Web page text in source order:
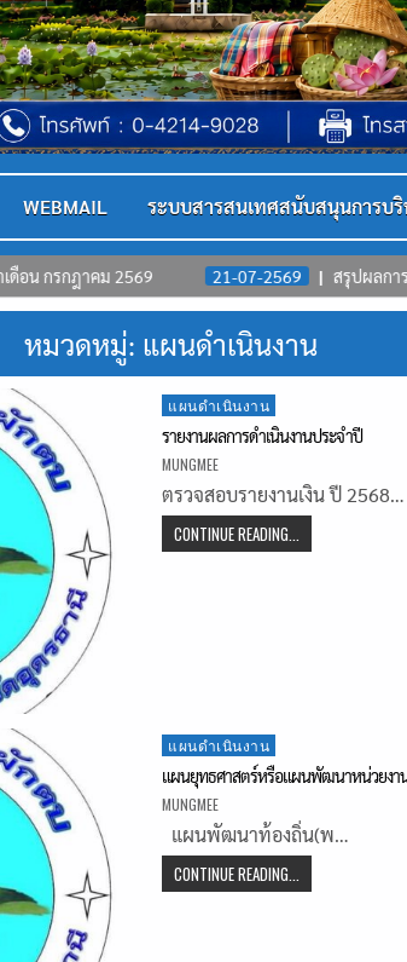
WEBMAIL ระบบสารสนเทศสนับสนุนการบริ
21-07-2569 สรุปผลการจัดซื้อจัเจ้าง (สขร.1)
หมวดหมู่: แผนดำเนินงาน
Posted
in
แผนดำเนินงาน
รายงานผลการดำเนินงานประจำปี
MUNGMEE
ตรวจสอบรายงานเงิน ปี 2568…
CONTINUE READING...
Posted
in
แผนดำเนินงาน
แผนยุทธศาสตร์หรือแผนพัฒนาหน่วยงา
MUNGMEE
แผนพัฒนาท้องถิ่น(พ…
CONTINUE READING...